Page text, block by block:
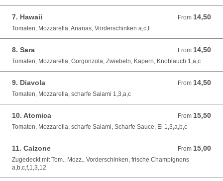
7. Hawaii From 14,50
From 14,50 EUR
Tomaten, Mozzarella, Ananas, Vorderschinken a,c,f
8. Sara From 14,50
From 14,50 EUR
Tomaten, Mozzarella, Gorgonzola, Zwiebeln, Kapern, Knoblauch 1,a,c
9. Diavola From 14,50
From 14,50 EUR
Tomaten, Mozzarella, scharfe Salami 1,3,a,c
10. Atomica From 15,50
From 15,50 EUR
Tomaten, Mozzarella, scharfe Salami, Scharfe Sauce, Ei 1,3,a,b,c
11. Calzone From 15,00
From 15,00 EUR
Zugedeckt mit Tom., Mozz., Vorderschinken, frische Champignons
a,b,c,f,1,3,12